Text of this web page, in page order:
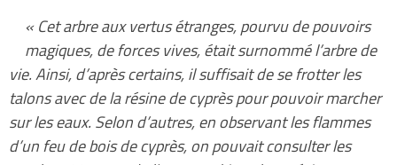
« Cet arbre aux vertus étranges, pourvu de pouvoirs
magiques, de forces vives, était surnommé l’arbre de
vie. Ainsi, d’après certains, il suffisait de se frotter les
talons avec de la résine de cyprès pour pouvoir marcher
sur les eaux. Selon d’autres, en observant les flammes
d’un feu de bois de cyprès, on pouvait consulter les